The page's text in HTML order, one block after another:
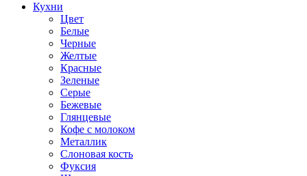
Кухни
Цвет
Белые
Черные
Желтые
Красные
Зеленые
Серые
Бежевые
Глянцевые
Кофе с молоком
Металлик
Слоновая кость
Фуксия